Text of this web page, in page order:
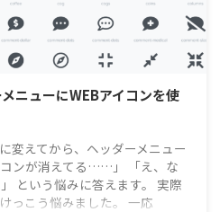
メニューにWEBアイコンを使
変えてから、ヘッダーメニュー
ンが消えてる……」 「え、な
という悩みに答えます。 実際
っこう悩みました。 一応